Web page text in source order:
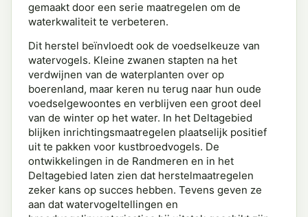
gemaakt door een serie maatregelen om de
waterkwaliteit te verbeteren.
Dit herstel beïnvloedt ook de voedselkeuze van
watervogels. Kleine zwanen stapten na het
verdwijnen van de waterplanten over op
boerenland, maar keren nu terug naar hun oude
voedselgewoontes en verblijven een groot deel
van de winter op het water. In het Deltagebied
blijken inrichtingsmaatregelen plaatselijk positief
uit te pakken voor kustbroedvogels. De
ontwikkelingen in de Randmeren en in het
Deltagebied laten zien dat herstelmaatregelen
zeker kans op succes hebben. Tevens geven ze
aan dat watervogeltellingen en